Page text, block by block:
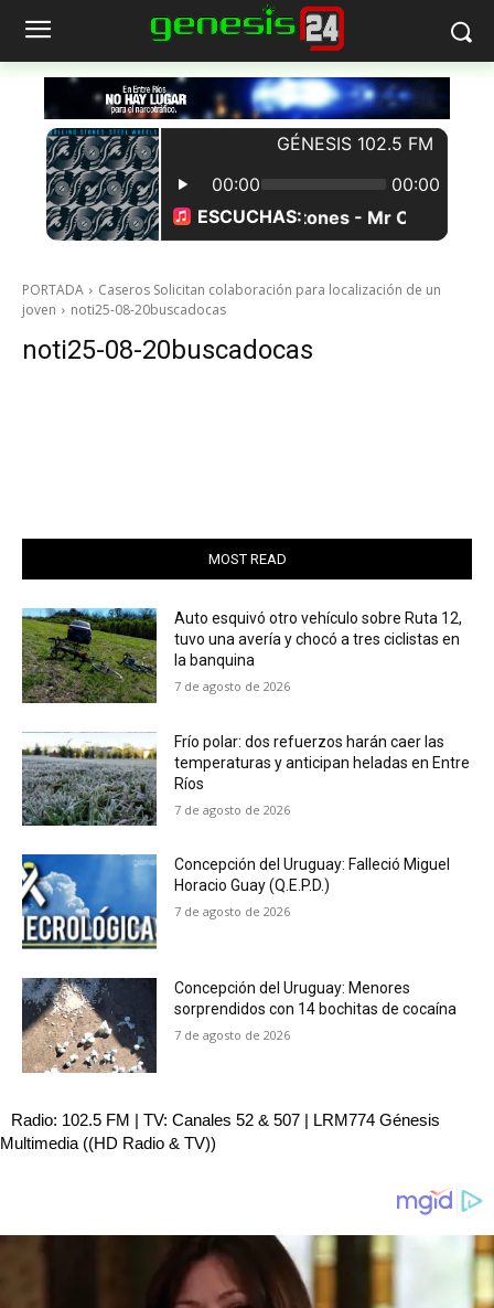
PORTADA
Caseros Solicitan colaboración para localización de un
joven
noti25-08-20buscadocas
noti25-08-20buscadocas
MOST READ
Auto esquivó otro vehículo sobre Ruta 12,
tuvo una avería y chocó a tres ciclistas en
la banquina
7 de agosto de 2026
Frío polar: dos refuerzos harán caer las
temperaturas y anticipan heladas en Entre
Ríos
7 de agosto de 2026
Concepción del Uruguay: Falleció Miguel
Horacio Guay (Q.E.P.D.)
7 de agosto de 2026
Concepción del Uruguay: Menores
sorprendidos con 14 bochitas de cocaína
7 de agosto de 2026
Radio: 102.5 FM | TV: Canales 52 & 507 | LRM774 Génesis
Multimedia ((HD Radio & TV))